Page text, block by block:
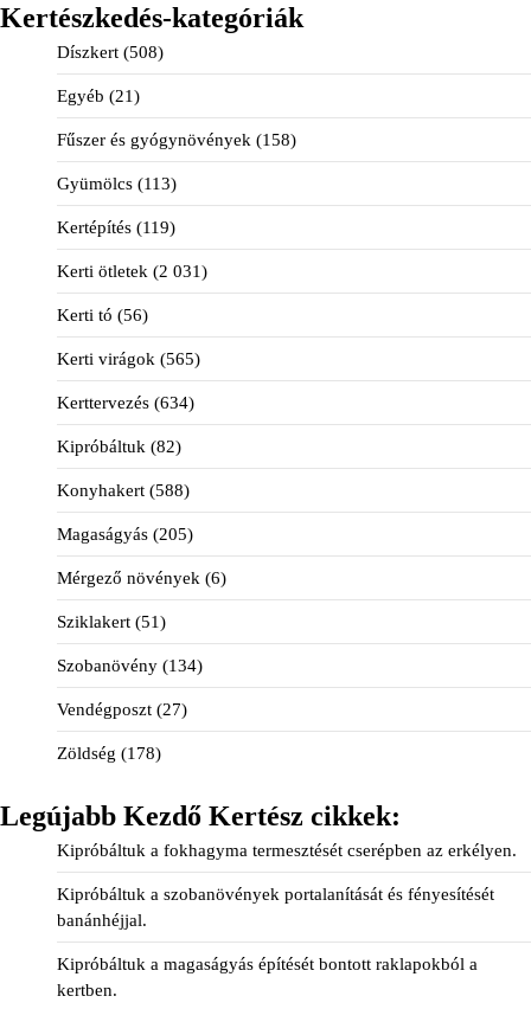
Kertészkedés-kategóriák
Díszkert (508)
Egyéb (21)
Fűszer és gyógynövények (158)
Gyümölcs (113)
Kertépítés (119)
Kerti ötletek (2 031)
Kerti tó (56)
Kerti virágok (565)
Kerttervezés (634)
Kipróbáltuk (82)
Konyhakert (588)
Magaságyás (205)
Mérgező növények (6)
Sziklakert (51)
Szobanövény (134)
Vendégposzt (27)
Zöldség (178)
Legújabb Kezdő Kertész cikkek:
Kipróbáltuk a fokhagyma termesztését cserépben az erkélyen.
Kipróbáltuk a szobanövények portalanítását és fényesítését
banánhéjjal.
Kipróbáltuk a magaságyás építését bontott raklapokból a
kertben.